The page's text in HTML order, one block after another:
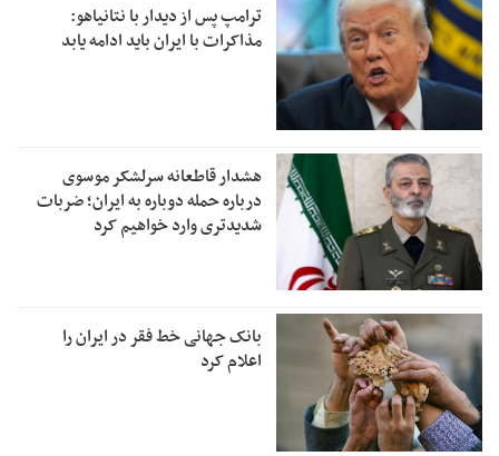
ترامپ پس از دیدار با نتانیاهو:
مذاکرات با ایران باید ادامه یابد
هشدار قاطعانه سرلشکر موسوی
درباره حمله دوباره به ایران؛ ضربات
شدیدتری وارد خواهیم کرد
بانک جهانی خط فقر در ایران را
اعلام کرد